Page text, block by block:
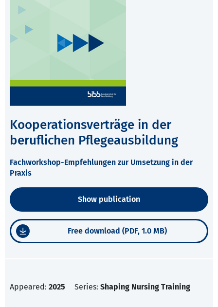
Kooperationsverträge in der
beruflichen Pflegeausbildung
Fachworkshop-Empfehlungen zur Umsetzung in der
Praxis
Show publication
Free download (PDF, 1.0 MB)
Appeared: 2025 Series: Shaping Nursing Training